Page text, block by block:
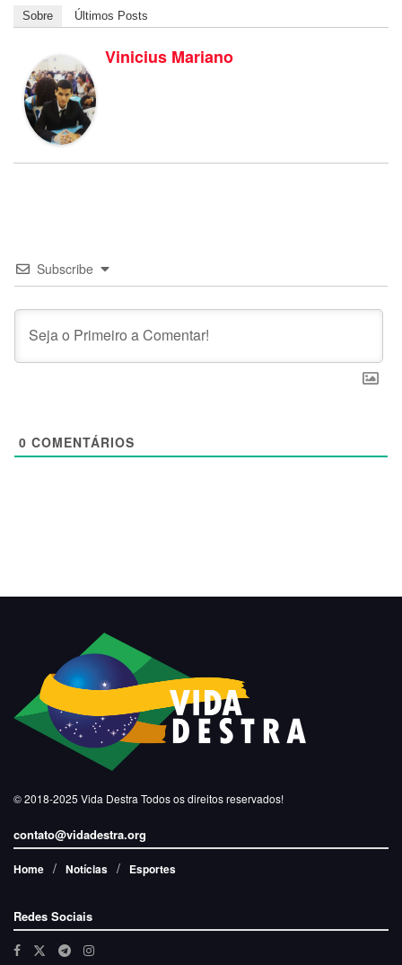
Sobre Últimos Posts
Vinicius Mariano
Subscribe
0 COMENTÁRIOS
© 2018-2025 Vida Destra Todos os direitos reservados!
contato@vidadestra.org
Home Notícias Esportes
Redes Sociais